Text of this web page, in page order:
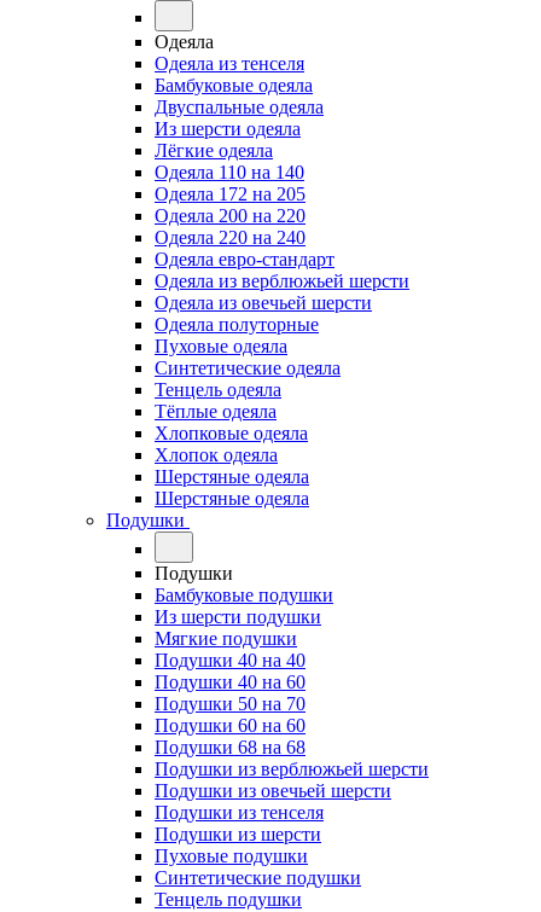
Одеяла
Одеяла из тенселя
Бамбуковые одеяла
Двуспальные одеяла
Из шерсти одеяла
Лёгкие одеяла
Одеяла 110 на 140
Одеяла 172 на 205
Одеяла 200 на 220
Одеяла 220 на 240
Одеяла евро-стандарт
Одеяла из верблюжьей шерсти
Одеяла из овечьей шерсти
Одеяла полуторные
Пуховые одеяла
Синтетические одеяла
Тенцель одеяла
Тёплые одеяла
Хлопковые одеяла
Хлопок одеяла
Шерстяные одеяла
Шерстяные одеяла
Подушки
Подушки
Бамбуковые подушки
Из шерсти подушки
Мягкие подушки
Подушки 40 на 40
Подушки 40 на 60
Подушки 50 на 70
Подушки 60 на 60
Подушки 68 на 68
Подушки из верблюжьей шерсти
Подушки из овечьей шерсти
Подушки из тенселя
Подушки из шерсти
Пуховые подушки
Синтетические подушки
Тенцель подушки